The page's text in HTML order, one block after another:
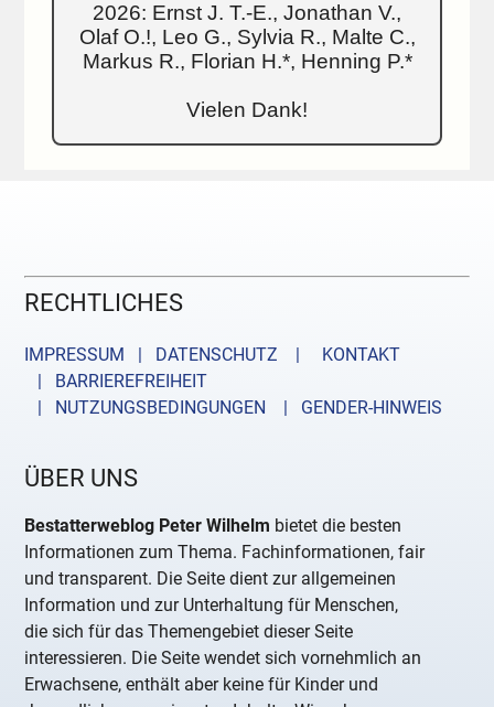
2026: Ernst J. T.-E., Jonathan V.,
Olaf O.!, Leo G., Sylvia R., Malte C.,
Markus R., Florian H.*, Henning P.*
Vielen Dank!
RECHTLICHES
IMPRESSUM | DATENSCHUTZ |
KONTAKT
| BARRIEREFREIHEIT
| NUTZUNGSBEDINGUNGEN
| GENDER-HINWEIS
ÜBER UNS
Bestatterweblog Peter Wilhelm bietet die besten
Informationen zum Thema. Fachinformationen, fair
und transparent. Die Seite dient zur allgemeinen
Information und zur Unterhaltung für Menschen,
die sich für das Themengebiet dieser Seite
interessieren. Die Seite wendet sich vornehmlich an
Erwachsene, enthält aber keine für Kinder und